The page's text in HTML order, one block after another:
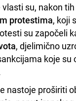
su, nakon
protestima, koji
su započeli
, djelimično
koje su
nastoje proširiti